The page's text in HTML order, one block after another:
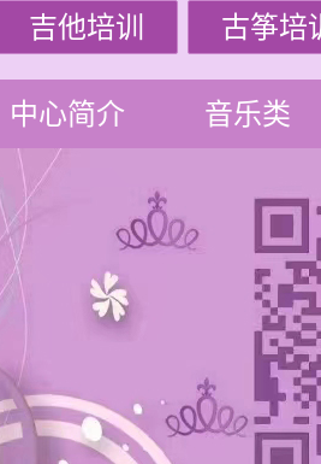
吉他培训 古筝培
中心简介 音乐类